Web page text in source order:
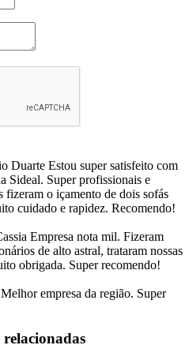
Duarte Estou super satisfeito com
Sideal. Super profissionais e
fizeram o içamento de dois sofás
cuidado e rapidez. Recomendo!
Empresa nota mil. Fizeram
de alto astral, trataram nossas
obrigada. Super recomendo!
Melhor empresa da região. Super
relacionadas